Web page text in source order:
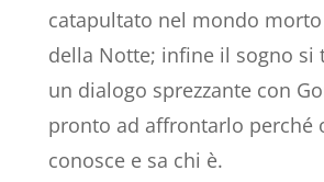
catapultato nel mondo
della Notte; infine il sogno si
un dialogo sprezzante con
pronto ad affrontarlo perché
conosce e sa chi è.